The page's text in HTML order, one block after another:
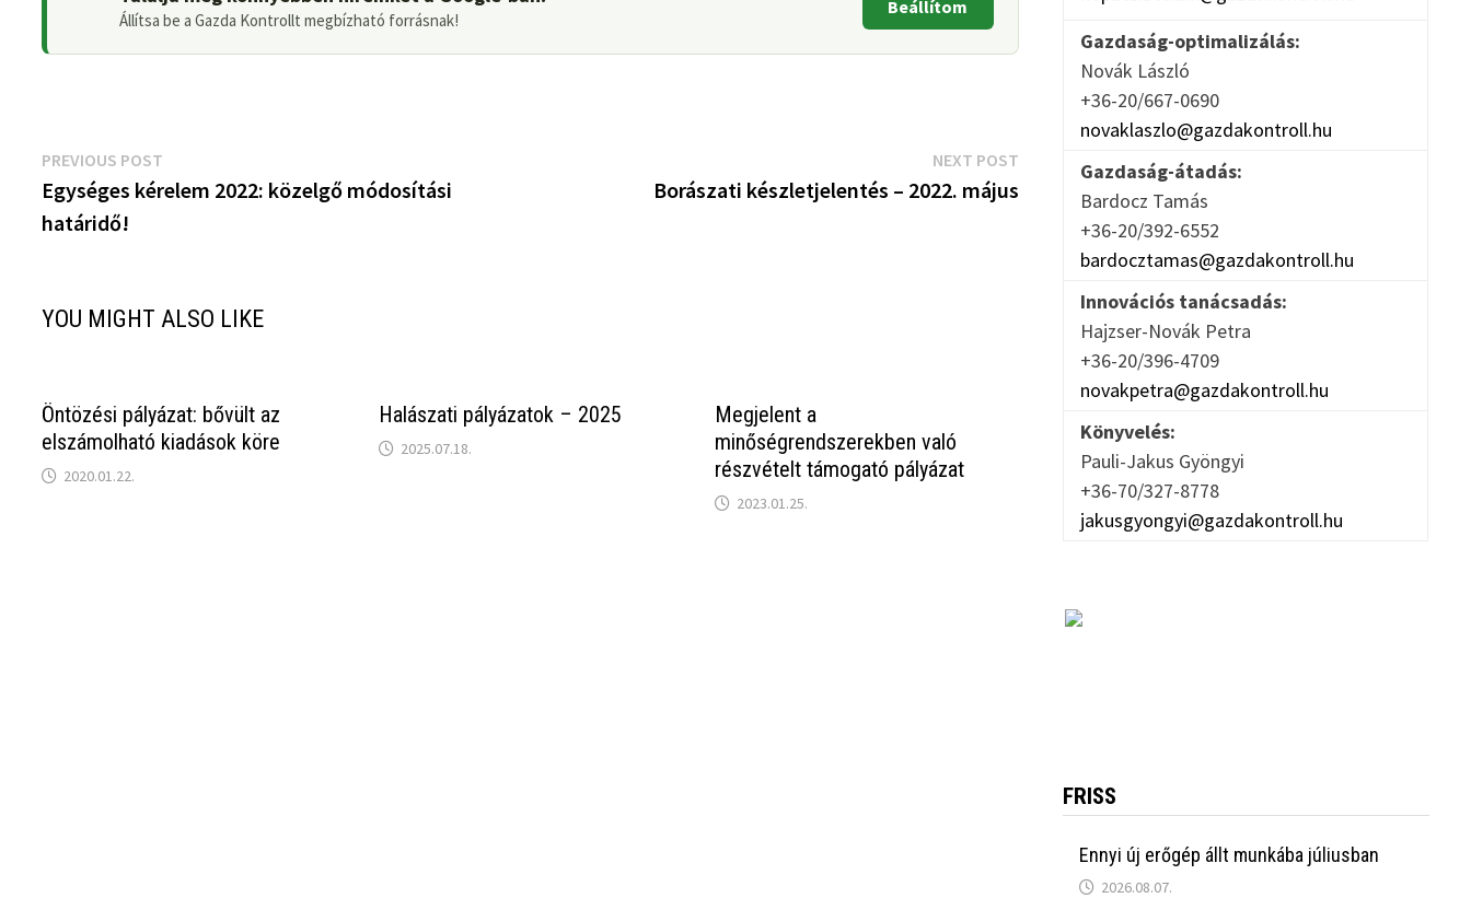
Állítsa be a Gazda Kontrollt megbízható forrásnak!
Beállítom
Bejegyzés
navigáció
PREVIOUS POST
post:
Egységes kérelem 2022: közelgő módosítási
határidő!
NEXT POSTNext
post:
Borászati készletjelentés – 2022. május
YOU MIGHT ALSO LIKE
Öntözési pályázat: bővült az
elszámolható kiadások köre
2020.01.22.
Halászati pályázatok – 2025
2025.07.18.
Megjelent a
minőségrendszerekben való
részvételt támogató pályázat
2023.01.25.
Gazdaság-optimalizálás:
Novák László
+36-20/667-0690
novaklaszlo@gazdakontroll.hu
Gazdaság-átadás:
Bardocz Tamás
+36-20/392-6552
bardocztamas@gazdakontroll.hu
Innovációs tanácsadás:
Hajzser-Novák Petra
+36-20/396-4709
novakpetra@gazdakontroll.hu
Könyvelés:
Pauli-Jakus Gyöngyi
+36-70/327-8778
jakusgyongyi@gazdakontroll.hu
FRISS
Ennyi új erőgép állt munkába júliusban
2026.08.07.